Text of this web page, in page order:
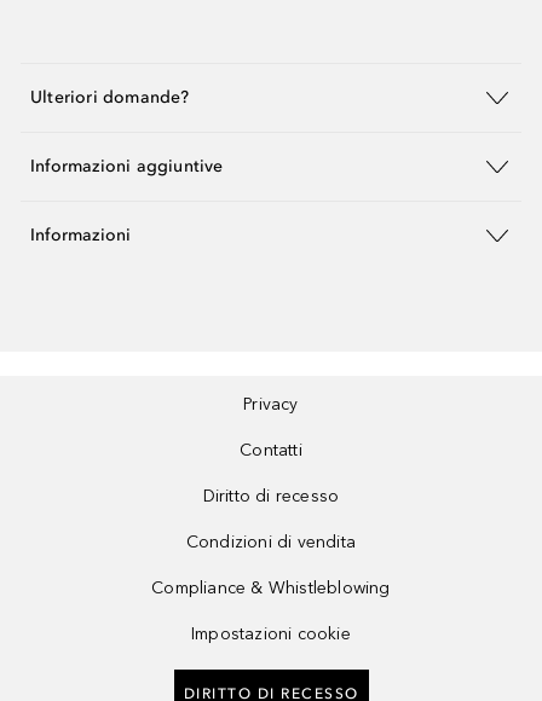
Ulteriori domande?
Informazioni aggiuntive
Informazioni
Privacy
Contatti
Diritto di recesso
Condizioni di vendita
Compliance & Whistleblowing
Impostazioni cookie
DIRITTO DI RECESSO